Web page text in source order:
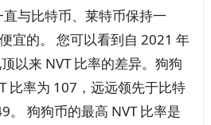
直与比特币、莱特币保持一
宜的。 您可以看到自 2021 年
以来 NVT 比率的差异。狗狗
比率为 107，远远领先于比特
。 狗狗币的最高 NVT 比率是